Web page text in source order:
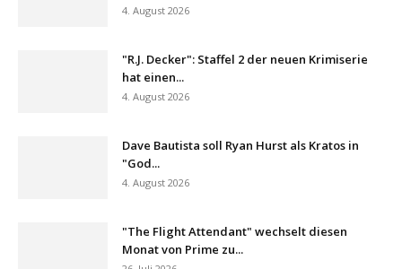
4. August 2026
"R.J. Decker": Staffel 2 der neuen Krimiserie
hat einen...
4. August 2026
Dave Bautista soll Ryan Hurst als Kratos in
"God...
4. August 2026
"The Flight Attendant" wechselt diesen
Monat von Prime zu...